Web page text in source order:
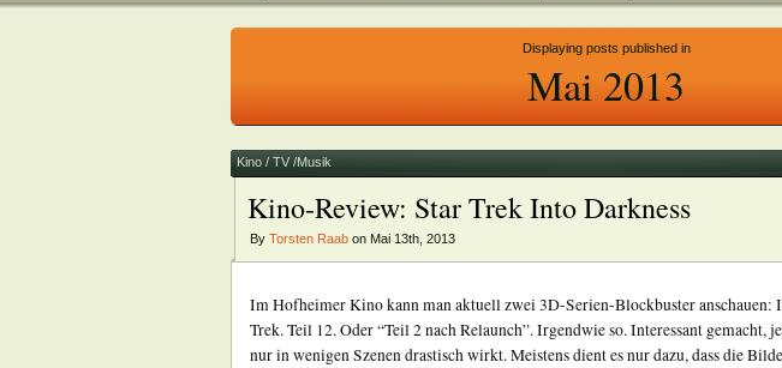
Displaying posts published in
Mai 2013
Kino / TV /Musik
Kino-Review: Star Trek Into Darkness
By Torsten Raab on Mai 13th, 2013
Im Hofheimer Kino kann man aktuell zwei 3D-Serien-Blockbuster
Trek. Teil 12. Oder “Teil 2 nach Relaunch”. Irgendwie so. Interessant gemacht,
nur in wenigen Szenen drastisch wirkt. Meistens dient es nur dazu, dass die